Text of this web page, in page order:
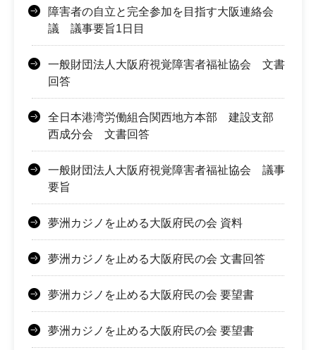
障害者の自立と完全参加を目指す大阪連絡会
議 議事要旨1日目
一般財団法人大阪府視覚障害者福祉協会 文書
回答
全日本港湾労働組合関西地方本部 建設支部
西成分会 文書回答
一般財団法人大阪府視覚障害者福祉協会 議事
要旨
夢洲カジノを止める大阪府民の会 資料
夢洲カジノを止める大阪府民の会 文書回答
夢洲カジノを止める大阪府民の会 要望書
夢洲カジノを止める大阪府民の会 要望書